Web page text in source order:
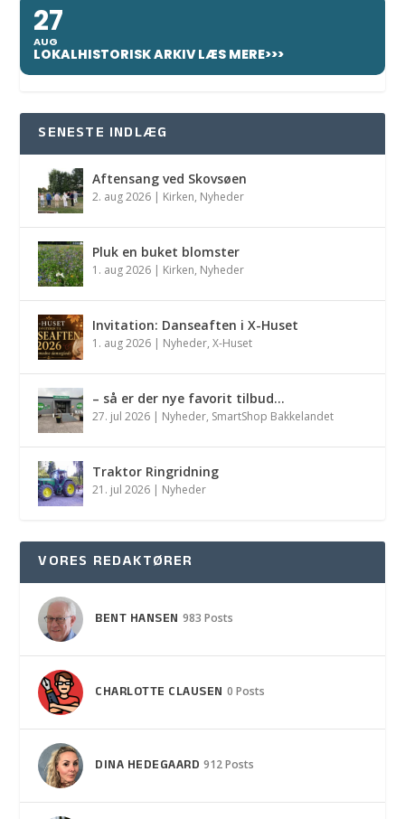
27
AUG
LOKALHISTORISK ARKIV LÆS MERE>>>
SENESTE INDLÆG
Aftensang ved Skovsøen
2. aug 2026 | Kirken, Nyheder
Pluk en buket blomster
1. aug 2026 | Kirken, Nyheder
Invitation: Danseaften i X-Huset
1. aug 2026 | Nyheder,X-Huset
– så er der nye favorit tilbud…
27. jul 2026 | Nyheder, SmartShop Bakkelandet
Traktor Ringridning
21. jul 2026 | Nyheder
VORES REDAKTØRER
BENT HANSEN 983 Posts
CHARLOTTE CLAUSEN 0 Posts
DINA HEDEGAARD 912 Posts